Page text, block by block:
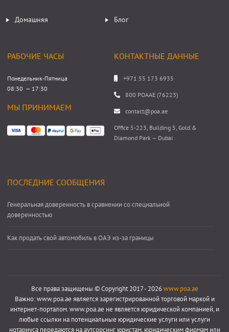
Домашняя Блог
РАБОЧИЕ ЧАСЫ
Понедельник-Пятница
08:30 — 17:30
МЫ ПРИНИМАЕМ
КОНТАКТНЫЕ ДАННЫЕ
+971 55 173 6935
800 POAAE (76223)
contact@poa.ae
Office 5-223, Building 5, Gold &
Diamond Park — Dubai
ПОСЛЕДНИЕ СООБЩЕНИЯ
Генеральная доверенность в сравнении со специальной
доверенностью
Как продать свой автомобиль в ОАЭ из-за границы
Все права защищены © Copyright 2017 - 2026www.poa.ae
Важно: www.poa.ae является зарегистрированной торговой маркой и
интернет-порталом. www.poa.ae не является юридической компанией, и
любые ссылки на потенциальные юридические услуги или услуги
нотариуса передаются на аутсорсинг юристам, юридическим фирмам или